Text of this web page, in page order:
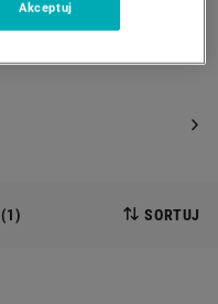
(1) SORTUJ
Akceptuj